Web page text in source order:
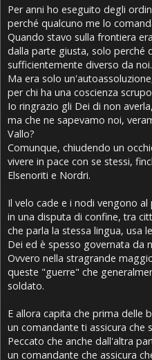
Per anni ho eseguito degli
perché qualcuno me lo
Quando stavo sulla frontiera
dalla parte giusta, solo perché
sufficientemente diverso da noi.
Ma era solo
per chi ha una coscienza
Io ringrazio gli Dei di non
ma che ne sapevamo noi,
Vallo?
Comunque, chiudendo un
vivere in pace con se stessi,
Elsenoriti e Nordri.
Il velo cade e i nodi vengono
in una disputa di confine, tra
che parla la stessa lingua, usa
Dei ed è spesso governata da
Ovvero nella stragrande
queste "guerre" che
soldato.
E allora capita che prima delle
un comandante ti assicura che
Peccato che anche dall'altra
un comandante che assicura